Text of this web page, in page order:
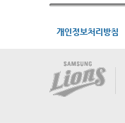
개인정보처리방침